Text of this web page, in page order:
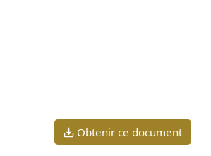
Obtenir ce document